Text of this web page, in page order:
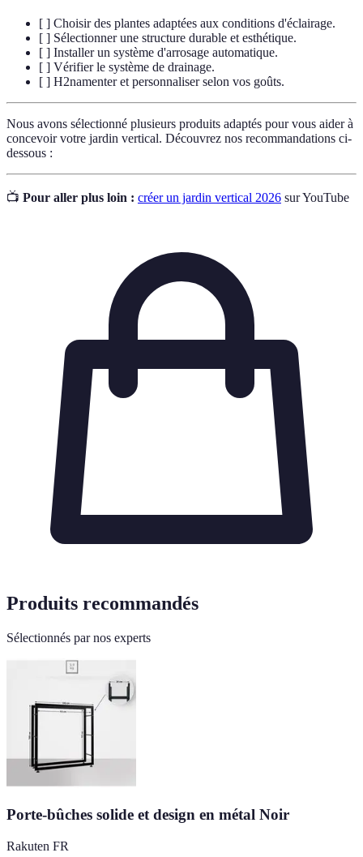
[ ] Choisir des plantes adaptées aux conditions d'éclairage.
[ ] Sélectionner une structure durable et esthétique.
[ ] Installer un système d'arrosage automatique.
[ ] Vérifier le système de drainage.
[ ] H2namenter et personnaliser selon vos goûts.
Nous avons sélectionné plusieurs produits adaptés pour vous aider à
concevoir votre jardin vertical. Découvrez nos recommandations ci-
dessous :
📺 Pour aller plus loin : créer un jardin vertical 2026 sur YouTube
Produits recommandés
Sélectionnés par nos experts
Porte-bûches solide et design en métal Noir
Rakuten FR